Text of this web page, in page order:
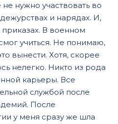
нужно участвовать во
и нарядах. И,
приказах. В военном
учиться. Не понимаю,
вынести. Хотя, скорее
нелегко. Никто из рода
карьеры. Все
службой после
После
у меня сразу же шла